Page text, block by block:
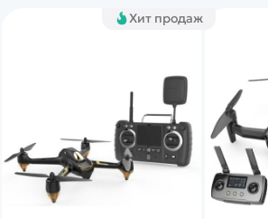
передачи видео на
максимальное расстояние в
профессионалов, так и для
начинающих пилотов.
FHD на
больше
Хит продаж